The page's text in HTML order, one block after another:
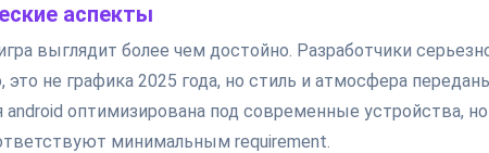
аспекты
выглядит более чем достойно. Разработчики
не графика 2025 года, но стиль и атмосфера
android оптимизирована под современные устройства,
минимальным requirement.